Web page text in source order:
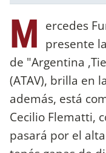
M ercedes
presente
de "Argentina
(ATAV), brilla en
además, está
Cecilio Flematti,
pasará por el